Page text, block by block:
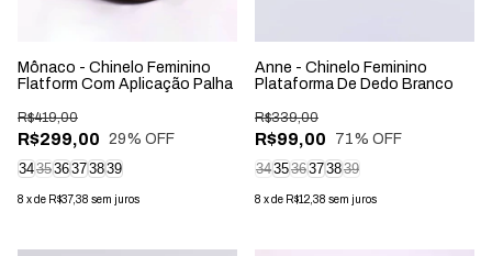
Mônaco - Chinelo Feminino
Flatform Com Aplicação Palha
R$299,00
R$419,00
29% OFF
343536373839
8 xde R$37,38 sem juros
Anne - Chinelo Feminino
Plataforma De Dedo Branco
R$99,00
R$339,00
71 % OFF
343536373839
8 xde R$12,38 sem juros